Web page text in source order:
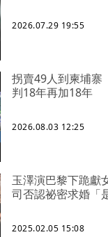
2026.07.29 19:55
拐賣49人到柬埔
判18年再加18年
2026.08.03 12:25
玉澤演巴黎下跪
司否認祕密求婚「
2025.02.05 15:08